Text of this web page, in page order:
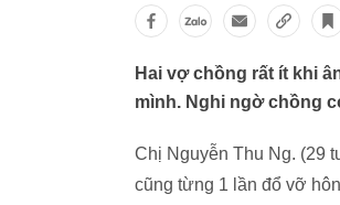
Hai vợ chồng rất ít khi
mình. Nghi ngờ chồng
Chị Nguyễn Thu Ng. (29
cũng từng 1 lần đổ vỡ